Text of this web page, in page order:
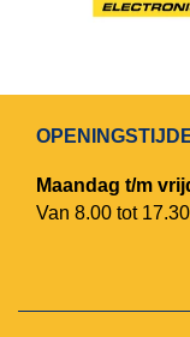
Maandag t/m
Van 8.00 tot